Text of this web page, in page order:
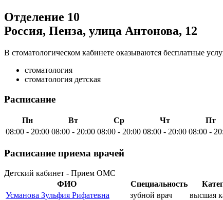
Отделение 10
Россия, Пенза, улица Антонова, 12
В стоматологическом кабинете оказываются бесплатные
стоматология
стоматология детская
Расписание
Пн Вт Ср Чт Пт
08:00 - 20:00 08:00 - 20:00 08:00 - 20:00 08:00 - 20:00 08:00 -
Расписание приема врачей
Детский кабинет - Прием ОМС
ФИО
Специальность
Усманова Зульфия Рифатевна
зубной врач высшая